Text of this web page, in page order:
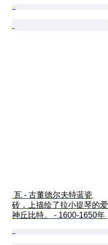
砖，上描绘了拉小提琴的爱
神丘比特。 - 1600-1650年